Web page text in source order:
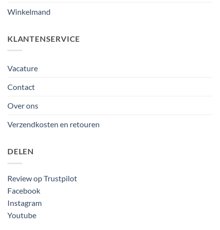
Winkelmand
KLANTENSERVICE
Vacature
Contact
Over ons
Verzendkosten en retouren
DELEN
Review op Trustpilot
Facebook
Instagram
Youtube